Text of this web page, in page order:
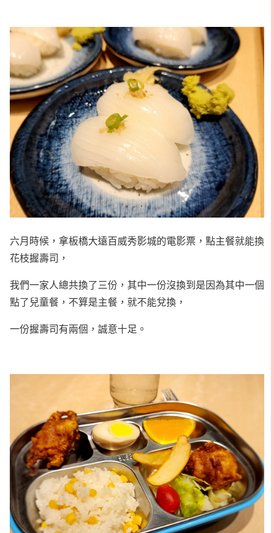
六月時候，拿板橋大遠百威秀影城的電影票，點主餐就能換
花枝握壽司，
我們一家人總共換了三份，其中一份沒換到是因為其中一個
點了兒童餐，不算是主餐，就不能兌換，
一份握壽司有兩個，誠意十足。